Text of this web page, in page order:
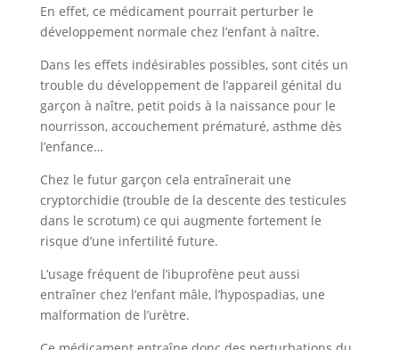
En effet, ce médicament pourrait perturber le
développement normale chez l’enfant à naître.
Dans les effets indésirables possibles, sont cités un
trouble du développement de l’appareil génital du
garçon à naître, petit poids à la naissance pour le
nourrisson, accouchement prématuré, asthme dès
l’enfance…
Chez le futur garçon cela entraînerait une
cryptorchidie (trouble de la descente des testicules
dans le scrotum) ce qui augmente fortement le
risque d’une infertilité future.
L’usage fréquent de l’ibuprofène peut aussi
entraîner chez l’enfant mâle, l’hypospadias, une
malformation de l’urètre.